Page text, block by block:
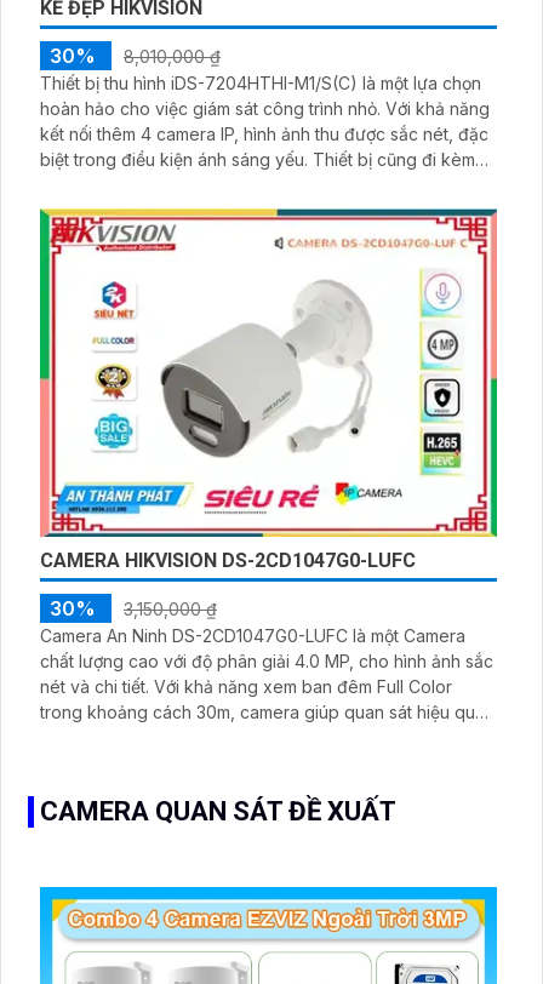
KẾ ĐẸP HIKVISION
30%
8,010,000 ₫
Thiết bị thu hình iDS-7204HTHI-M1/S(C) là một lựa chọn
hoàn hảo cho việc giám sát công trình nhỏ. Với khả năng
kết nối thêm 4 camera IP, hình ảnh thu được sắc nét, đặc
biệt trong điều kiện ánh sáng yếu. Thiết bị cũng đi kèm
còn được trang bị công nghệ AHD, CVI, TVI và BCS,
mang đến chất lượng hình ảnh cao
CAMERA HIKVISION DS-2CD1047G0-LUFC
30%
3,150,000 ₫
Camera An Ninh DS-2CD1047G0-LUFC là một Camera
chất lượng cao với độ phân giải 4.0 MP, cho hình ảnh sắc
nét và chi tiết. Với khả năng xem ban đêm Full Color
trong khoảng cách 30m, camera giúp quan sát hiệu quả
CAMERA QUAN SÁT ĐỀ XUẤT